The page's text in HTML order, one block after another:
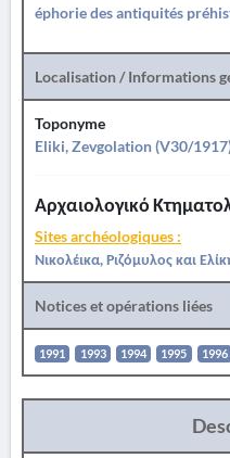
éphorie des antiquités
Localisation / Informations
Toponyme
Eliki, Zevgolation (V30/
Αρχαιολογικό
Sites archéologiques :
Νικολέικα, Ριζόμυλος και
Notices et opérations liées
1991 1993 1994 1995 1996